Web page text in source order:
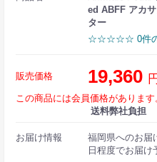
ed ABFF アカ
ター
☆☆☆☆☆ 0件の
販売価格 19,360 円
この商品には会員価格があります
送料弊社負担
お届け情報
福岡県へのお届
日程度でお届け